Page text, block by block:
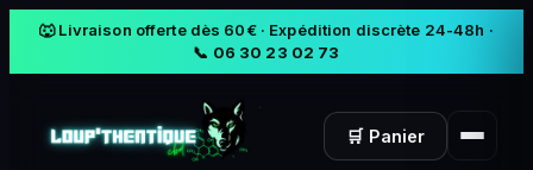
🐺 Livraison offerte dès 60€ · Expédition discrète 24-48h ·
📞 06 30 23 02 73
🛒 Panier